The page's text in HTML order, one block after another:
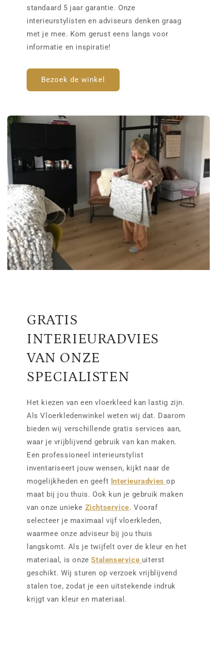
standaard 5 jaar garantie. Onze
interieurstylisten en adviseurs denken graag
met je mee. Kom gerust eens langs voor
informatie en inspiratie!
Bezoek de winkel
GRATIS
INTERIEURADVIES
VAN ONZE
SPECIALISTEN
Het kiezen van een vloerkleed kan lastig zijn.
Als Vloerkledenwinkel weten wij dat. Daarom
bieden wij verschillende gratis services aan,
waar je vrijblijvend gebruik van kan maken.
Een professioneel interieurstylist
inventariseert jouw wensen, kijkt naar de
mogelijkheden en geeft Interieuradviesop
maat bij jou thuis. Ook kun je gebruik maken
van onze unieke Zichtservice. Vooraf
selecteer je maximaal vijf vloerkleden,
waarmee onze adviseur bij jou thuis
langskomt. Als je twijfelt over de kleur en het
materiaal, is onzeStalenservice uiterst
geschikt. Wij sturen op verzoek vrijblijvend
stalen toe, zodat je een uitstekende indruk
krijgt van kleur en materiaal.